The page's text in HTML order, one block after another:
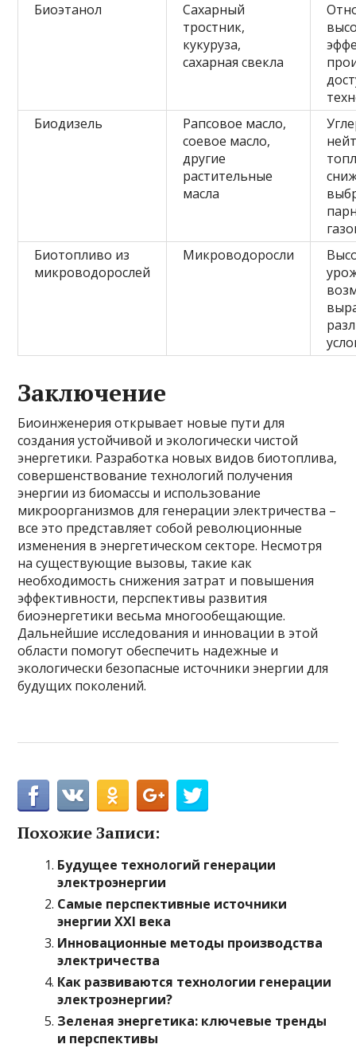
Биоэтанол
Сахарный
тростник,
кукуруза,
сахарная свекла
Биодизель
Рапсовое масло,
соевое масло,
другие
растительные
масла
Биотопливо из
микроводорослей
Микроводоросли
Заключение
Биоинженерия открывает новые пути для
создания устойчивой и экологически чистой
энергетики. Разработка новых видов биотоплива,
совершенствование технологий получения
энергии из биомассы и использование
микроорганизмов для генерации электричества –
все это представляет собой революционные
изменения в энергетическом секторе. Несмотря
на существующие вызовы, такие как
необходимость снижения затрат и повышения
эффективности, перспективы развития
биоэнергетики весьма многообещающие.
Дальнейшие исследования и инновации в этой
области помогут обеспечить надежные и
экологически безопасные источники энергии для
будущих поколений.
Похожие Записи:
Будущее технологий генерации
электроэнергии
Самые перспективные источники
энергии XXI века
Инновационные методы производства
электричества
Как развиваются технологии генерации
электроэнергии?
Зеленая энергетика: ключевые тренды
и перспективы